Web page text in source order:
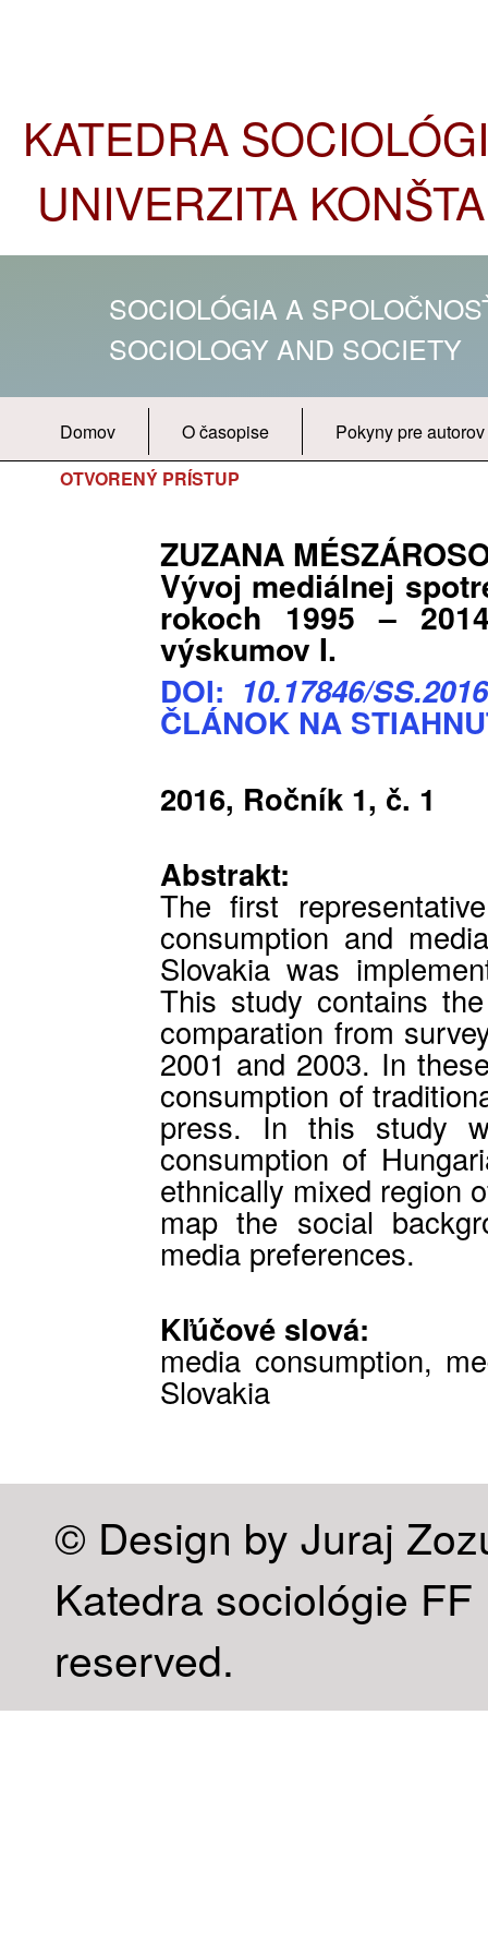
KATEDRA
UNIVERZITA
SOCIOLÓGIA A
SOCIOLOGY AND SOCIETY
Domov O časopise
Pokyny pre autorov
OTVORENÝ PRÍSTUP
ZUZANA
Vývoj mediálnej
rokoch 1995 –
výskumov I.
DOI: 10.17846/
ČLÁNOK NA
2016, Ročník 1, č. 1
Abstrakt:
The first
consumption and
Slovakia was
This study contains
comparation from
2001 and 2003. In
consumption of
press. In this study
consumption of
ethnically mixed region
map the social
media preferences.
Kľúčové slová:
media consumption,
Slovakia
© Design by Juraj
Katedra sociológie
reserved.